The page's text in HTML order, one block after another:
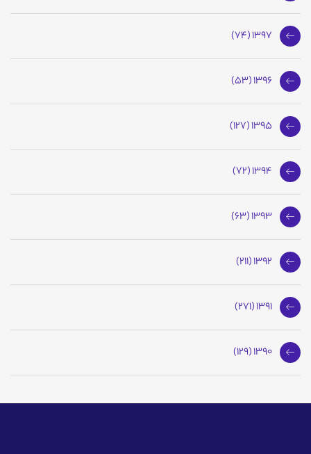
1397 (74)
1396 (53)
1395 (127)
1394 (72)
1393 (63)
1392 (211)
1391 (271)
1390 (129)